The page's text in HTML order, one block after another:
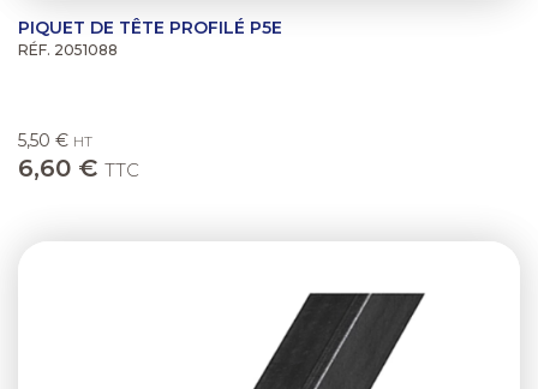
PIQUET DE TÊTE PROFILÉ P5E
RÉF. 2051088
5,50 € HT
6,60 € TTC